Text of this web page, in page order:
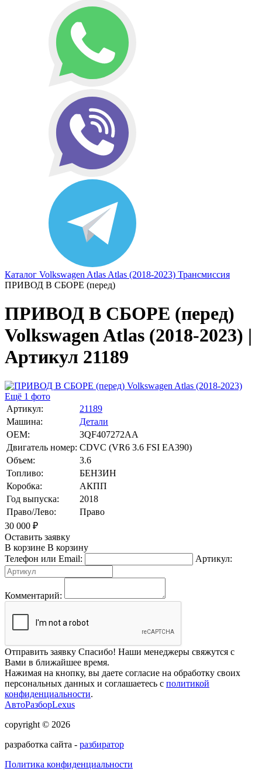
Каталог Volkswagen Atlas Atlas (2018-2023) Трансмиссия
ПРИВОД В СБОРЕ (перед)
ПРИВОД В СБОРЕ (перед)
Volkswagen Atlas (2018-2023) |
Артикул 21189
Ещё 1 фото
Артикул:
21189
Машина:
Детали
OEM:
3QF407272AA
Двигатель номер: CDVC (VR6 3.6 FSI EA390)
Объем:
3.6
Топливо:
БЕНЗИН
Коробка:
АКПП
Год выпуска:
2018
Право/Лево:
Право
30 000 ₽
Оставить заявку
В корзине В корзину
Телефон или Email:
Артикул:
Комментарий:
Отправить заявку Спасибо! Наши менеджеры свяжутся с
Вами в ближайшее время.
Нажимая на кнопку, вы даете согласие на обработку своих
персональных данных и соглашаетесь с политикой
конфиденциальности.
АвтоРазборLexus
copyright © 2026
разработка сайта - разбиратор
Политика конфиденциальности